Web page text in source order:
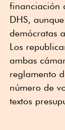
financiación
DHS,
demócratas
Los
ambas
reglamento
número de
textos